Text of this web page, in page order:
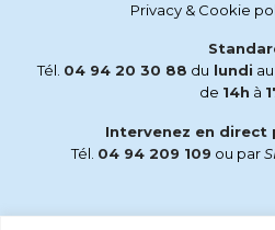
Privacy & Cookie
Tél. 04 94 20 30 88 du lundi au
de 14h à
Intervenez en direct
Tél. 04 94 209 109 ou par